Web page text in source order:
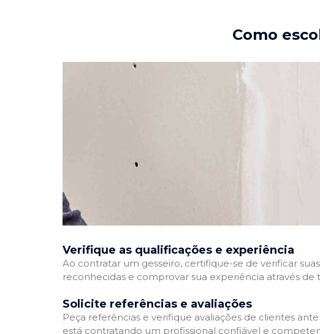
Como
Verifique as qualificações e experiência
Ao contratar um gesseiro, certifique-se de verificar
reconhecidas e comprovar sua experiência através de
Solicite referências e avaliações
Peça referências e verifique avaliações de clientes
está contratando um profissional confiável e